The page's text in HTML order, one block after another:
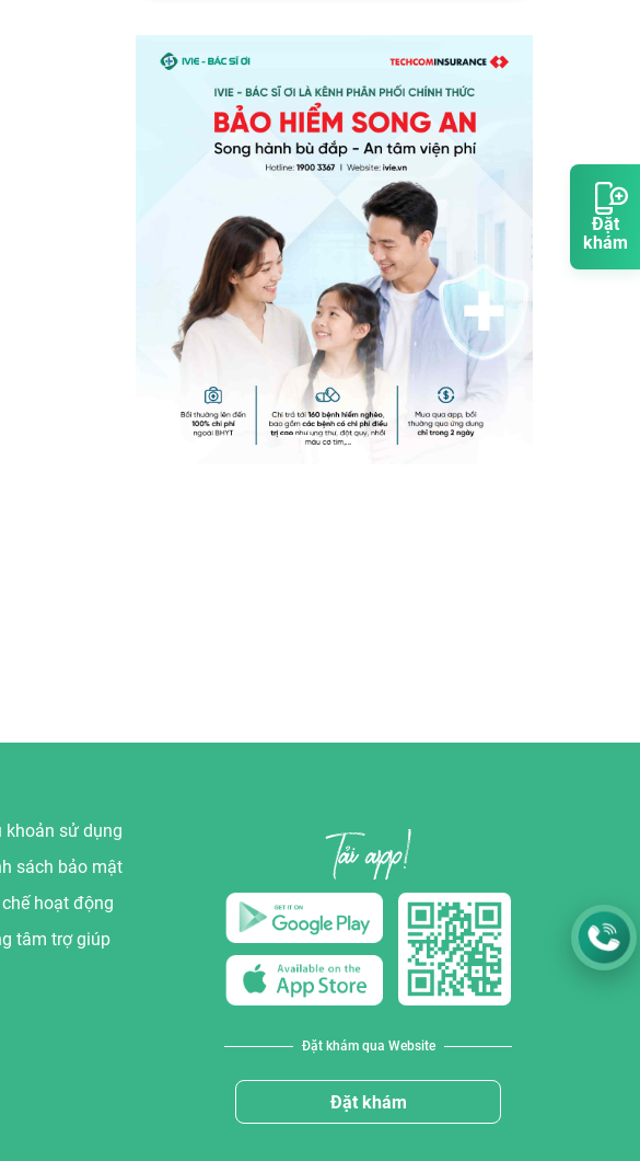
Đặt
khám
khoản sử dụng
sách bảo mật
hoạt động
tâm trợ giúp
Đặt khám qua Website
Đặt khám